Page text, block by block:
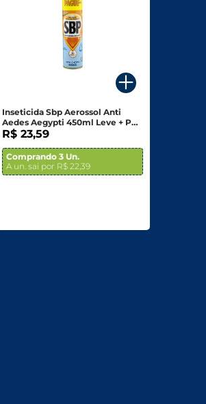
Inseticida Sbp Aerossol Anti
Aedes Aegypti 450ml Leve + Por
-R$ 23,59
Comprando 3 Un.
A un. sai por R$ 22,39